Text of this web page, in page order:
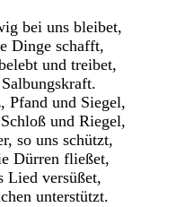
bei uns bleibet,
Dinge schafft,
und treibet,
Pfand und Siegel,
und Riegel,
so uns schützt,
Dürren fließet,
Lied versüßet,
unterstützt.